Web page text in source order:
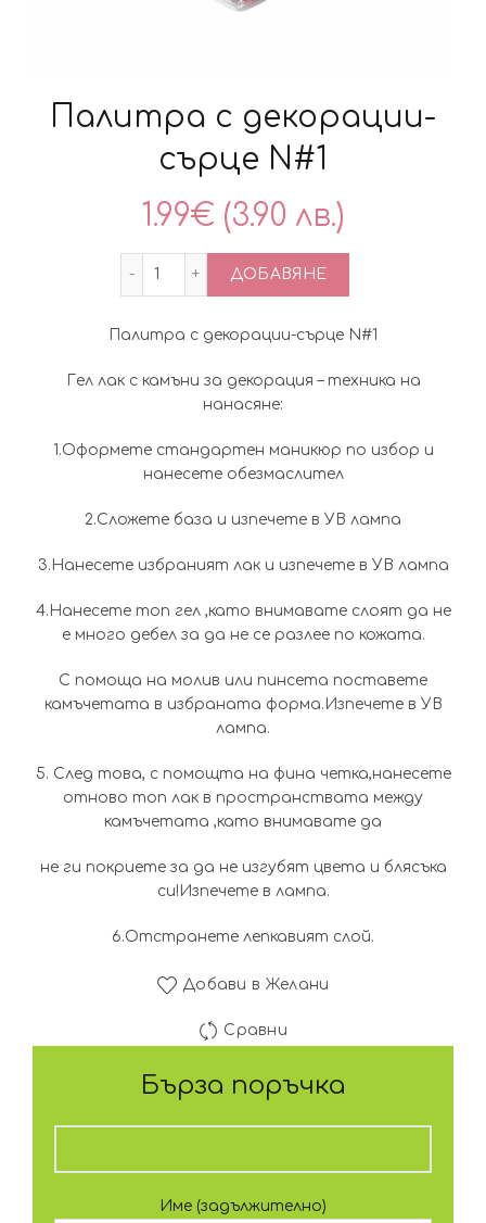
Палитра с декорации-
сърце N#1
1.99€ (3.90 лв.)
количество за Палитра с декорации-
ДОБАВЯНЕ
Палитра с декорации-сърце N#1
Гел лак с камъни за декорация – техника на
нанасяне:
1.Оформете стандартен маникюр по избор и
нанесете обезмаслител
2.Сложете база и изпечете в УВ лампа
3.Нанесете избраният лак и изпечете в УВ лампа
4.Нанесете топ гел ,като внимавате слоят да не
е много дебел за да не се разлее по кожата.
С помоща на молив или пинсета поставете
камъчетата в избраната форма.Изпечете в УВ
лампа.
5. След това, с помощта на фина четка,нанесете
отново топ лак в пространствата между
камъчетата ,като внимавате да
не ги покриете за да не изгубят цвета и блясъка
си!Изпечете в лампа.
6.Отстранете лепкавият слой.
Добави в Желани
Сравни
Бърза поръчка
Име (задължително)